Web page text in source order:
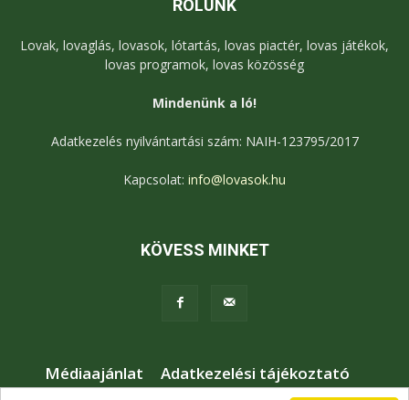
RÓLUNK
Lovak, lovaglás, lovasok, lótartás, lovas piactér, lovas játékok,
lovas programok, lovas közösség
Mindenünk a ló!
Adatkezelés nyilvántartási szám: NAIH-123795/2017
Kapcsolat: info@lovasok.hu
KÖVESS MINKET
Médiaajánlat
Adatkezelési tájékoztató
Jogi nyilatkozat
Karrier Kapcsolat